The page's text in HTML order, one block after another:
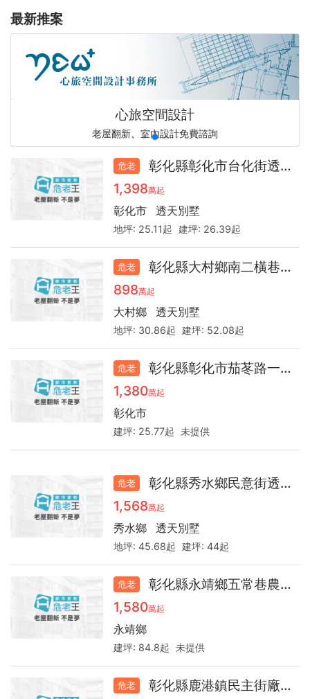
最新推案
全台最強更新之聲，預言你的房產下一步！
都市更新危老王
未來裝修圖說
未來裝修圖說
台南市都市更新學會
危老重建
心旅空間設計
老屋翻新、室內設計免費諮詢
老屋翻新不是夢
讓家重新發光發熱！
idshow
好宅秀居家設計平台
全台最強更新之聲，預言你的房產下一步！
都市更新危老王
未來裝修圖說
未來裝修圖說
危老
彰化縣彰化市台化街透天55.3
1,398萬起
彰化市 透天別墅
地坪: 25.11起 建坪: 26.39起
危老
彰化縣大村鄉南二橫巷別墅32.5年
898萬起
大村鄉 透天別墅
地坪: 30.86起 建坪: 52.08起
危老
彰化縣彰化市茄苳路一段透天厝45.5年
1,380萬起
彰化市
建坪: 25.77起 未提供
危老
彰化縣秀水鄉民意街透天35.2
1,568萬起
秀水鄉 透天別墅
地坪:45.68起 建坪:44起
危老
彰化縣永靖鄉五常巷農舍38.7
1,580萬起
永靖鄉
建坪: 84.8起 未提供
危老
彰化縣鹿港鎮民主街廠房30.8